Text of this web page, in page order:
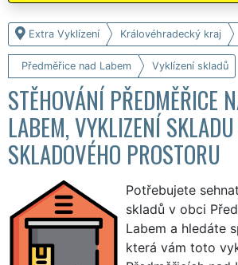
Extra Vyklízení Královéhradecký kraj
Předměřice nad Labem Vyklízení skladů
STĚHOVÁNÍ PŘEDMĚŘICE
LABEM, VYKLIZENÍ
SKLADOVÉHO PROSTORU
Potřebujete
skladů v obci
Labem a hledáte
která vám toto